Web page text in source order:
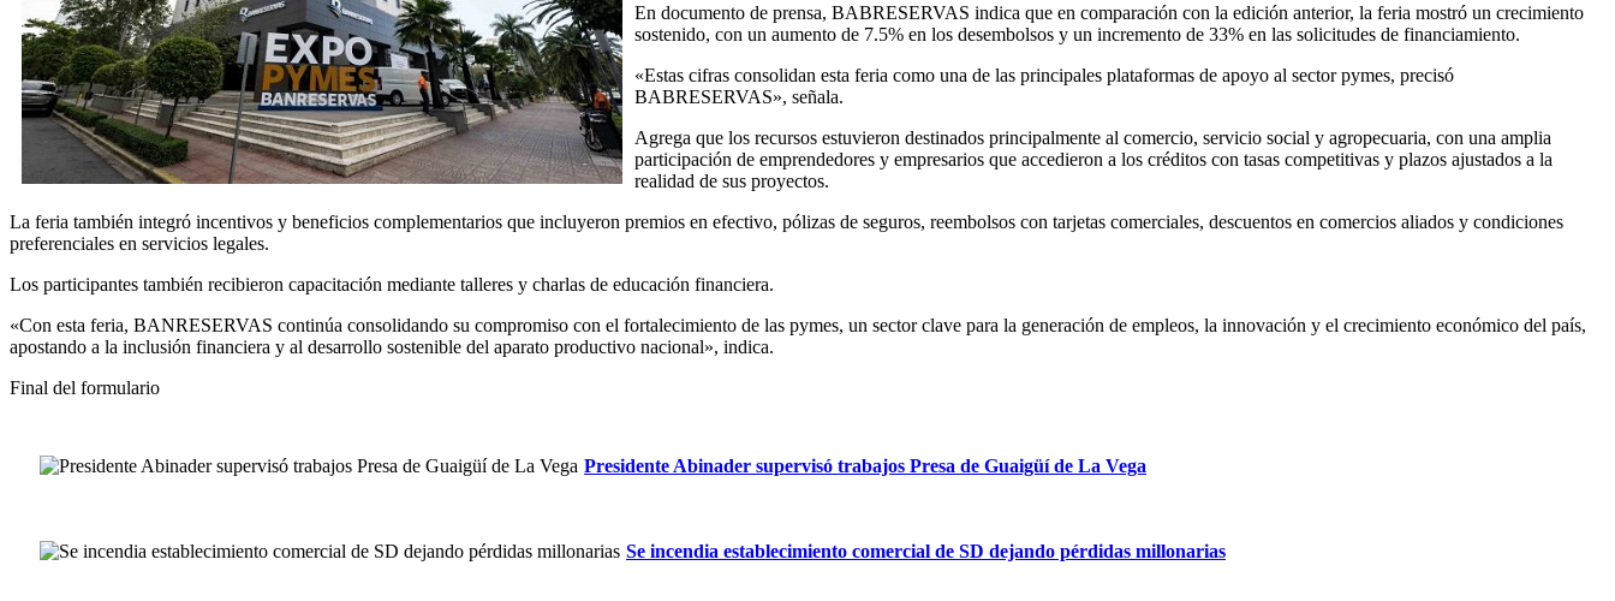
En documento de prensa, BABRESERVAS indica que en comparación con la edición anterior, la feria mostró un crecimiento
sostenido, con un aumento de 7.5% en los desembolsos y un incremento de 33% en las solicitudes de financiamiento.
«Estas cifras consolidan esta feria como una de las principales plataformas de apoyo al sector pymes, precisó
BABRESERVAS», señala.
Agrega que los recursos estuvieron destinados principalmente al comercio, servicio social y agropecuaria, con una amplia
participación de emprendedores y empresarios que accedieron a los créditos con tasas competitivas y plazos ajustados a la
realidad de sus proyectos.
La feria también integró incentivos y beneficios complementarios que incluyeron premios en efectivo, pólizas de seguros, reembolsos con tarjetas comerciales, descuentos en comercios aliados y condiciones
preferenciales en servicios legales.
Los participantes también recibieron capacitación mediante talleres y charlas de educación financiera.
«Con esta feria, BANRESERVAS continúa consolidando su compromiso con el fortalecimiento de las pymes, un sector clave para la generación de empleos, la innovación y el crecimiento económico del país,
apostando a la inclusión financiera y al desarrollo sostenible del aparato productivo nacional», indica.
Final del formulario
Presidente Abinader supervisó trabajos Presa de Guaigüí de La Vega
Se incendia establecimiento comercial de SD dejando pérdidas millonarias